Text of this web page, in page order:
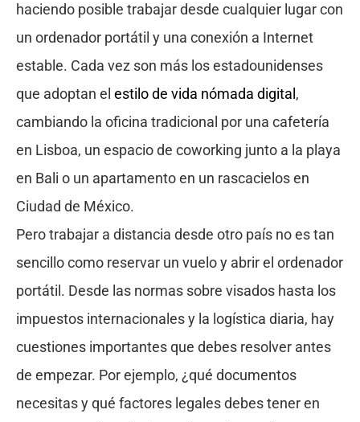
haciendo posible trabajar desde cualquier lugar con
un ordenador portátil y una conexión a Internet
estable. Cada vez son más los estadounidenses
que adoptan el estilo de vida nómada digital ,
cambiando la oficina tradicional por una cafetería
en Lisboa, un espacio de coworking junto a la playa
en Bali o un apartamento en un rascacielos en
Ciudad de México.
Pero trabajar a distancia desde otro país no es tan
sencillo como reservar un vuelo y abrir el ordenador
portátil. Desde las normas sobre visados hasta los
impuestos internacionales y la logística diaria, hay
cuestiones importantes que debes resolver antes
de empezar. Por ejemplo, ¿qué documentos
necesitas y qué factores legales debes tener en